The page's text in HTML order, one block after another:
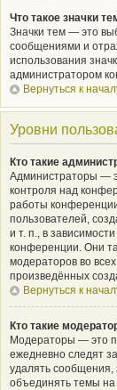
Что такое значки
Значки тем — это
сообщениями и
использования
администратором
Вернуться к
Уровни
Кто такие
Администраторы —
контроля над
работы
пользователей,
и т. п., в
конференции. Они
модераторов во
произведённых
Вернуться к
Кто такие
Модераторы — это
ежедневно следят
удалять сообщения,
объединять темы